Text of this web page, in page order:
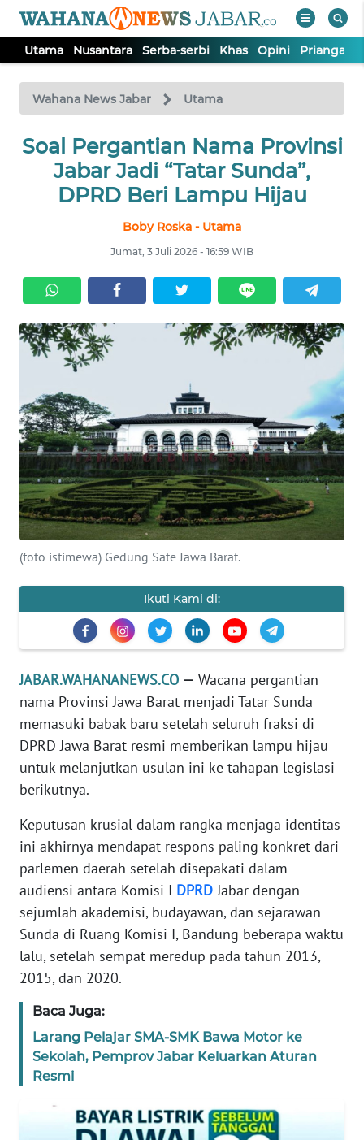
Utama Nusantara Serba-serbi Khas Opini Priangan
Wahana News Jabar Utama
Soal Pergantian Nama Provinsi
Jabar Jadi “Tatar Sunda”,
DPRD Beri Lampu Hijau
Boby Roska - Utama
Jumat, 3 Juli 2026 - 16:59 WIB
(foto istimewa) Gedung Sate Jawa Barat.
Ikuti Kami di:
JABAR.WAHANANEWS.CO — Wacana pergantian
nama Provinsi Jawa Barat menjadi Tatar Sunda
memasuki babak baru setelah seluruh fraksi di
DPRD Jawa Barat resmi memberikan lampu hijau
untuk melanjutkan usulan ini ke tahapan legislasi
berikutnya.
Keputusan krusial dalam rangka menjaga identitas
ini akhirnya mendapat respons paling konkret dari
parlemen daerah setelah disepakati dalam
audiensi antara Komisi I DPRDJabar dengan
sejumlah akademisi, budayawan, dan sejarawan
Sunda di Ruang Komisi I, Bandung beberapa waktu
lalu, setelah sempat meredup pada tahun 2013,
2015, dan 2020.
Baca Juga:
Larang Pelajar SMA-SMK Bawa Motor ke
Sekolah, Pemprov Jabar Keluarkan Aturan
Resmi
TV
Tutup
UTAMA
NUSANTARA
KHAS
OPINI
PRIANGAN
TIMUR
SUKABUMI
PURWAKARTA
Informasi
KAMI
INFO
TENTANG
KAMI
PEDOMAN
MEDIA
SIBER
REDAKSI
KARIR
DISCLAIMER
Regional